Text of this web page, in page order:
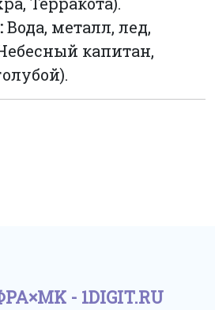
Вода, металл, лед,
капитан,
- 1DIGIT.RU